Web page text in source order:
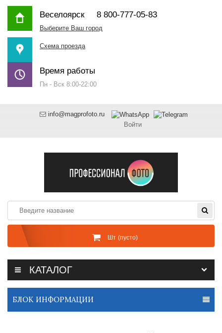
Веселоярск8 800-777-05-83
Выберите Ваш город
Схема проезда
Время работы
Пн - Вск 8:00-22:00
info@magprofoto.ru
Войти
Шт (пусто)
КАТАЛОГ
БЛОК ИНФОРМАЦИИ